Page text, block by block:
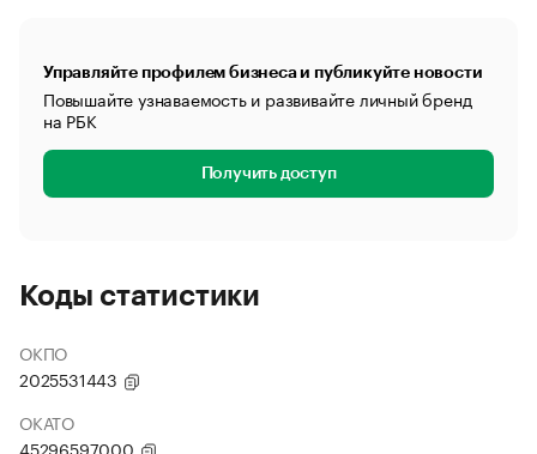
Управляйте профилем бизнеса и публикуйте новости
Повышайте узнаваемость и развивайте личный бренд
на РБК
Получить доступ
Коды статистики
ОКПО
2025531443
ОКАТО
45296597000